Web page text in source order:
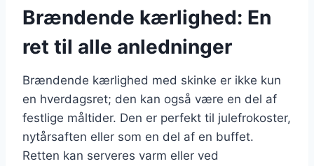
Brændende kærlighed: En
ret til alle anledninger
Brændende kærlighed med skinke er ikke kun
en hverdagsret; den kan også være en del af
festlige måltider. Den er perfekt til julefrokoster,
nytårsaften eller som en del af en buffet.
Retten kan serveres varm eller ved